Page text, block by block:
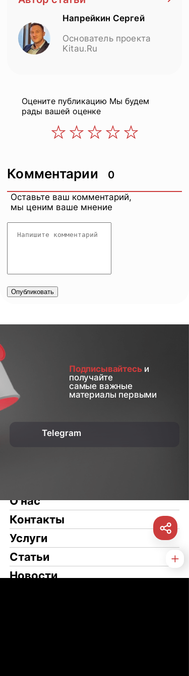
Напрейкин Сергей
Основатель проекта
Kitau.Ru
Оцените публикацию Мы будем
рады вашей оценке
Комментарии 0
Оставьте ваш комментарий,
мы ценим ваше мнение
Опубликовать
Подписывайтесьи
получайте
самые важные
материалы первыми
Telegram
О нас
Контакты
Услуги
Статьи
Новости